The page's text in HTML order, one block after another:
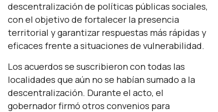
descentralización de políticas públicas sociales,
con el objetivo de fortalecer la presencia
territorial y garantizar respuestas más rápidas y
eficaces frente a situaciones de vulnerabilidad.
Los acuerdos se suscribieron con todas las
localidades que aún no se habían sumado a la
descentralización. Durante el acto, el
gobernador firmó otros convenios para